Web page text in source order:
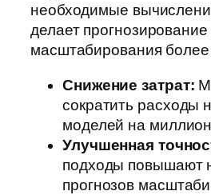
необходимые
делает прогнозирование
масштабирования
Снижение затрат:
сократить расходы
моделей на
Улучшенная
подходы повышают
прогнозов